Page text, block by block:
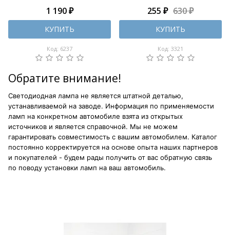
1 190 ₽
КУПИТЬ
Код: 6237
255 ₽ 630 ₽
КУПИТЬ
Код: 3321
Обратите внимание!
Светодиодная лампа не является штатной деталью,
устанавливаемой на заводе. Информация по применяемости
ламп на конкретном автомобиле взята из открытых
источников и является справочной. Мы не можем
гарантировать совместимость с вашим автомобилем. Каталог
постоянно корректируется на основе опыта наших партнеров
и покупателей - будем рады получить от вас обратную связь
по поводу установки ламп на ваш автомобиль.